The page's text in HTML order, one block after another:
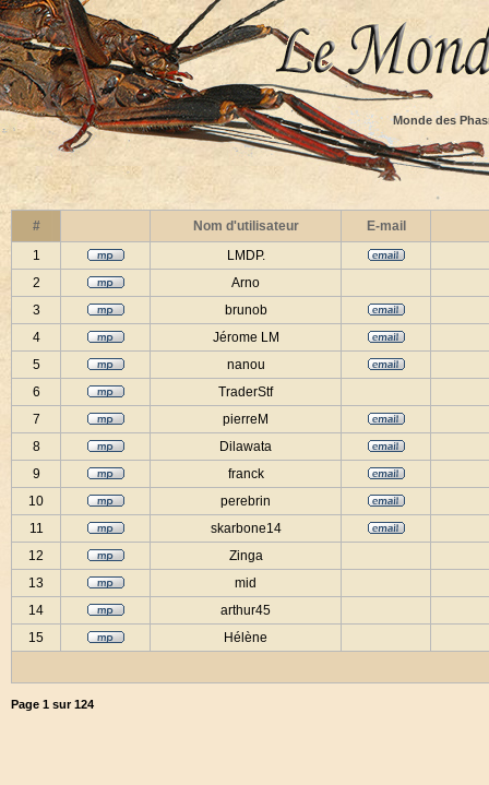
Monde des
# Nom d'utilisateur
E-mail
1
LMDP.
2
Arno
3
brunob
4
Jérome LM
5
nanou
6
TraderStf
7
pierreM
8
Dilawata
9
franck
10
perebrin
11
skarbone14
12
Zinga
13
mid
14
arthur45
15
Hélène
Page 1 sur124